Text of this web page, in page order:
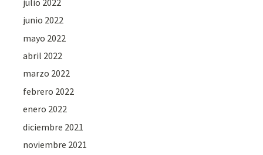
junio 2022
mayo 2022
abril 2022
marzo 2022
febrero 2022
enero 2022
diciembre 2021
noviembre 2021